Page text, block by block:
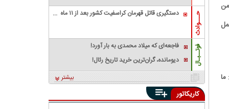
حـــوادث
دستگیری قاتل قهرمان کراسفیت کشور بعد از ۱۱ ماه
فوتــبـال
فاجعه‌ای که میلاد محمدی به بار آورد!
دیومانده، گران‌ترین خرید تاریخ رئال!
بیشتر
کاریکاتور